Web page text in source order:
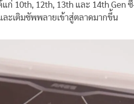
ก่ 10th, 12th, 13th และ 14th Gen
ละเติมซัพพลายเข้าสู่ตลาดมากขึ้น